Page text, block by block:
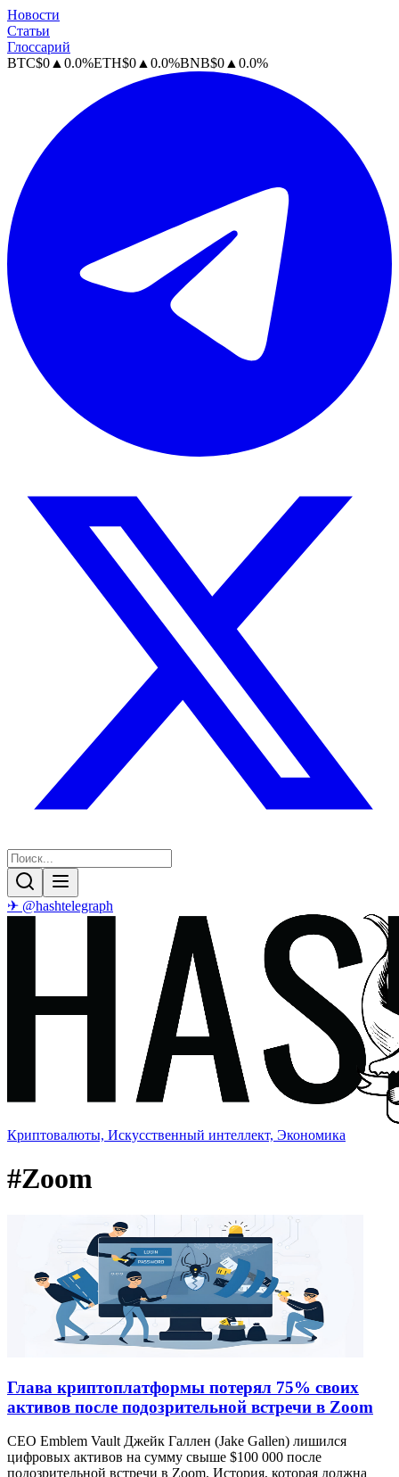
Новости
Статьи
Глоссарий
BTC$0 ▲ 0.0%ETH$0 ▲ 0.0%BNB$0 ▲ 0.0%
✈ @hashtelegraph
Криптовалюты, Искусственный интеллект, Экономика
#Zoom
Глава криптоплатформы потерял 75% своих
активов после подозрительной встречи в Zoom
CEO Emblem Vault Джейк Галлен (Jake Gallen) лишился
цифровых активов на сумму свыше $100 000 после
подозрительной встречи в Zoom. История, которая должна